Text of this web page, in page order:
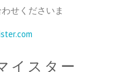
せくださいま
イスター